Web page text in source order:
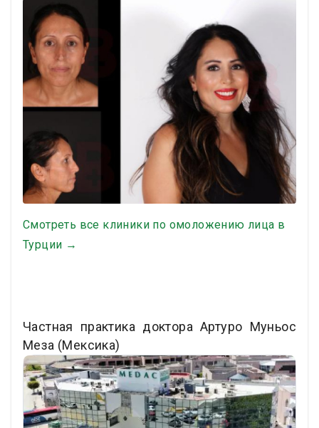
Смотреть все клиники по омоложению лица в
Турции →
Частная практика доктора Артуро Муньос
Меза (Мексика)